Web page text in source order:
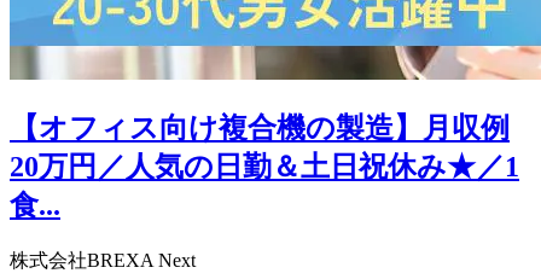
【オフィス向け複合機の製造】月収例
20万円／人気の日勤＆土日祝休み★／1
食...
株式会社BREXA Next